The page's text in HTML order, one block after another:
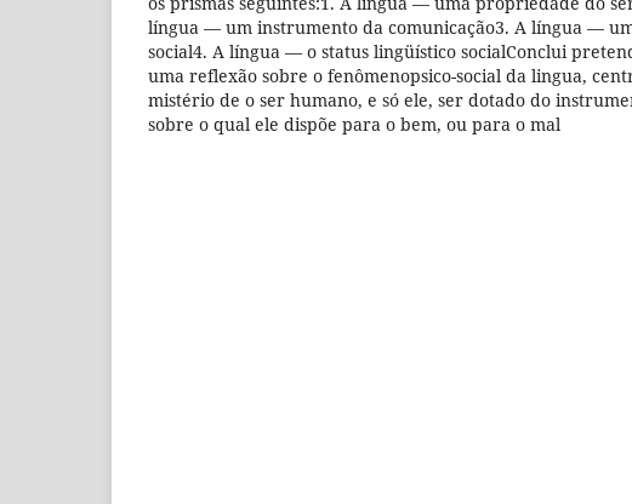
língua — um instrumento da comunicação3. A língua —
social4. A língua — o status lingüístico socialConclui
uma reflexão sobre o fenômenopsico-social da lingua,
mistério de o ser humano, e só ele, ser dotado do
sobre o qual ele dispõe para o bem, ou para o mal